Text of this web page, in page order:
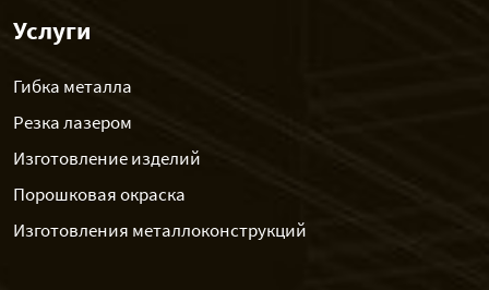
Услуги
Гибка металла
Резка лазером
Изготовление изделий
Порошковая окраска
Изготовления металлоконструкций